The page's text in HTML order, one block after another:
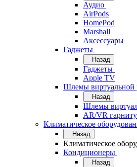
Аудио
AirPods
HomePod
Marshall
Аксессуары
Гаджеты
Назад
Гаджеты
Apple TV
Шлемы виртуальной
Назад
Шлемы
AR/VR
Климатическое
Назад
Климатическое
Кондиционеры
Назад